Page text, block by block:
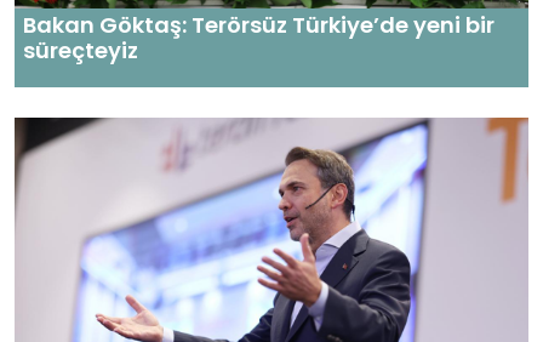
Bakan Göktaş: Terörsüz Türkiye’de yeni bir
süreçteyiz